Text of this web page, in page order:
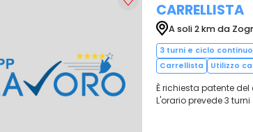
CARRELLISTA
A soli 2 km da
3 turni e ciclo continuo
Carrellista
Utilizzo
È richiesta patente
L'orario prevede 3